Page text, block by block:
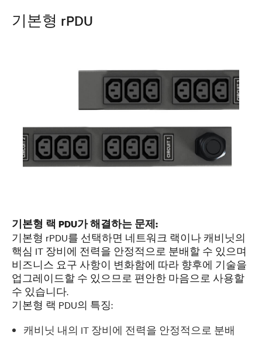
기본형 rPDU
기본형 랙 PDU가 해결하는 문제:
기본형 rPDU를 선택하면 네트워크 랙이나 캐비닛의
핵심 IT 장비에 전력을 안정적으로 분배할 수 있으며
비즈니스 요구 사항이 변화함에 따라 향후에 기술을
업그레이드할 수 있으므로 편안한 마음으로 사용할
수 있습니다.
기본형 랙 PDU의 특징:
캐비닛 내의 IT 장비에 전력을 안정적으로 분배